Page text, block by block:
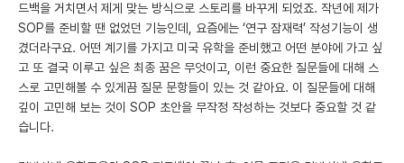
드백을 거치면서 제게 맞는 방식으로 스토리를 바꾸게 되었죠. 작년에 제가
SOP를 준비할 땐 없었던 기능인데, 요즘에는 ‘연구 잠재력’ 작성기능이 생
겼더라구요. 어떤 계기를 가지고 미국 유학을 준비했고 어떤 분야에 가고 싶
고 또 결국 이루고 싶은 최종 꿈은 무엇이고, 이런 중요한 질문들에 대해 스
스로 고민해볼 수 있게끔 질문 문항들이 있는 것 같아요. 이 질문들에 대해
깊이 고민해 보는 것이 SOP 초안을 무작정 작성하는 것보다 중요할 것 같
습니다.